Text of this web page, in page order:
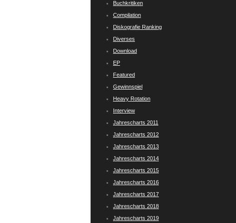
Buchkritiken
Compilation
Diskografie Ranking
Diverses
Download
EP
Featured
Gewinnspiel
Heavy Rotation
Interview
Jahrescharts 2011
Jahrescharts 2012
Jahrescharts 2013
Jahrescharts 2014
Jahrescharts 2015
Jahrescharts 2016
Jahrescharts 2017
Jahrescharts 2018
Jahrescharts 2019